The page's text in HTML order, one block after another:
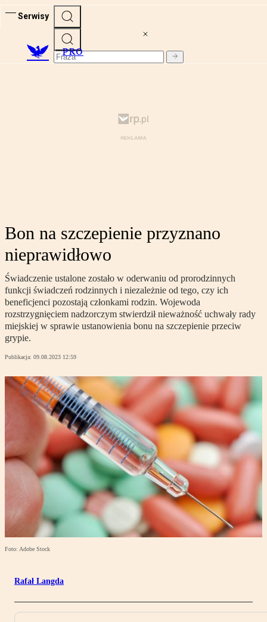
Serwisy
PRO
Bon na szczepienie przyznano
nieprawidłowo
Świadczenie ustalone zostało w oderwaniu od prorodzinnych
funkcji świadczeń rodzinnych i niezależnie od tego, czy ich
beneficjenci pozostają członkami rodzin. Wojewoda
rozstrzygnięciem nadzorczym stwierdził nieważność uchwały rady
miejskiej w sprawie ustanowienia bonu na szczepienie przeciw
grypie.
Publikacja: 09.08.2023 12:59
Foto: Adobe Stock
Rafał Langda